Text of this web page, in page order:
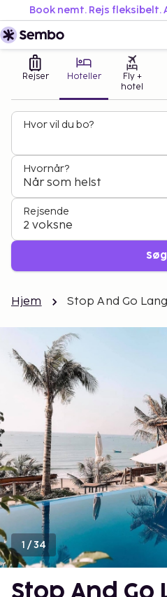
Book nemt. Rejs
Rejser Hoteller
Fly +
hotel
Hvor vil du bo?
Hvornår?
Når som helst
Rejsende
2 voksne
Søg
Hjem Stop And Go
1 /34
Stop And Go